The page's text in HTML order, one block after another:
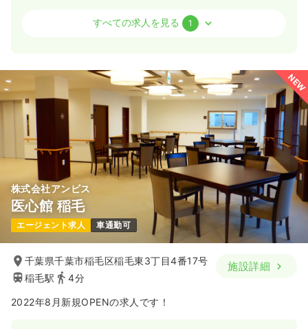
正看護師 / 管理職
45.9〜47.9 賞与85.0万円
時間 8:30～17:30
（休憩60分）
4週8休以上
月給40万円以上可
気になる 詳細を見る
すべての求人を見る 1
NEW
株式会社アンビス
医心館 稲毛
エージェント求人 車通勤可
千葉県千葉市稲毛区稲毛東3丁目4番17号
稲毛駅
4分
施設詳細
2022年8月新規OPENの求人です！